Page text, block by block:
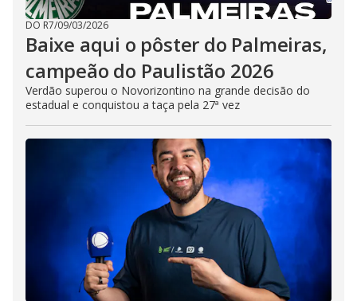
DO R7/09/03/2026
Baixe aqui o pôster do Palmeiras,
campeão do Paulistão 2026
Verdão superou o Novorizontino na grande decisão do
estadual e conquistou a taça pela 27ª vez